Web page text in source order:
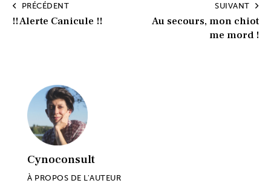
PRÉCÉDENT
!! Alerte Canicule !!
SUIVANT
Au secours, mon chiot
me mord !
Cynoconsult
À PROPOS DE L'AUTEUR